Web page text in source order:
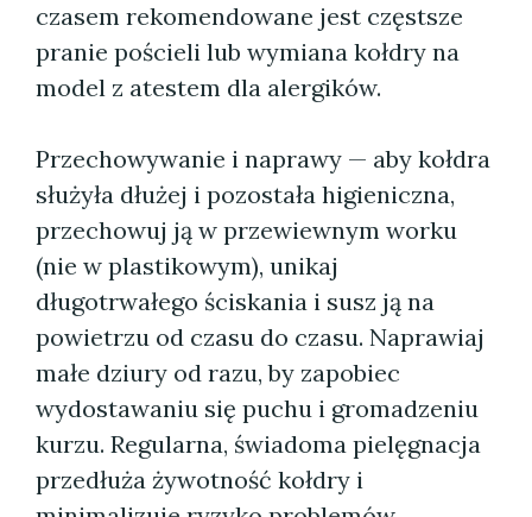
czasem rekomendowane jest częstsze
pranie pościeli lub wymiana kołdry na
model z atestem dla alergików.
Przechowywanie i naprawy — aby kołdra
służyła dłużej i pozostała higieniczna,
przechowuj ją w przewiewnym worku
(nie w plastikowym), unikaj
długotrwałego ściskania i susz ją na
powietrzu od czasu do czasu. Naprawiaj
małe dziury od razu, by zapobiec
wydostawaniu się puchu i gromadzeniu
kurzu. Regularna, świadoma pielęgnacja
przedłuża żywotność kołdry i